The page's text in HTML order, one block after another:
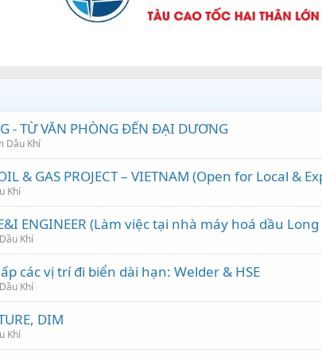
- TỪ VĂN PHÒNG ĐẾN ĐẠI DƯƠNG
Dầu Khí
& GAS PROJECT – VIETNAM (Open for Local &
Khí
ENGINEER (Làm việc tại nhà máy hoá dầu Long
Khí
các vị trí đi biển dài hạn: Welder & HSE
Khí
DIM
Khí